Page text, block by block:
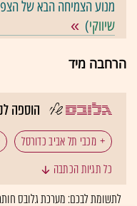
מנוע הצמיחה הבא של
שיווקי)
הרחבה מיד
הוספה
מכבי תל אביב כדורסל
כל תגיות הכתבה
לתשומת לבכם: מערכת גלובס